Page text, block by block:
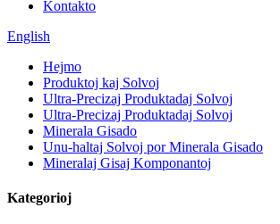
Kontakto
English
Hejmo
Produktoj kaj Solvoj
Ultra-Precizaj Produktadaj Solvoj
Ultra-Precizaj Produktadaj Solvoj
Minerala Gisado
Unu-haltaj Solvoj por Minerala Gisado
Mineralaj Gisaj Komponantoj
Kategorioj